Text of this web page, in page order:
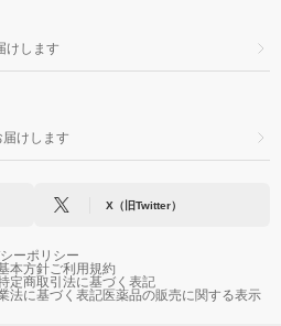
けします
けします
X（旧Twitter）
ーポリシー
本方針ご利用規約
定商取引法に基づく表記
法に基づく表記医薬品の販売に関する表示